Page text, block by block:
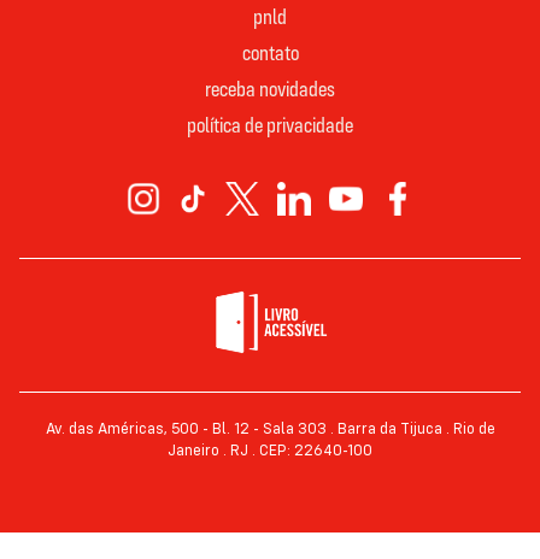
pnld
contato
receba novidades
política de privacidade
Av. das Américas, 500 - Bl. 12 - Sala 303 . Barra da Tijuca . Rio de
Janeiro . RJ . CEP: 22640-100